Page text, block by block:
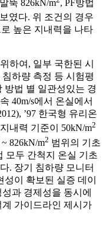
뚝 826kN/m , PF방법
였다. 위 조건의 경우
높은 지내력을 나타
하여, 일부 국한된 시
하량 측정 등 시험평
방법 별 일관성있는 경
40m/s에서 온실에서
’97 한국형 유리온
내력 기준이 50kN/m2
~ 826kN/m2 범위의 기초
모두 간척지 온실 기초
. 장기 침하량 모니터
이 확보된 실증 데이
과 경제성을 동시에
가이드라인 제시가